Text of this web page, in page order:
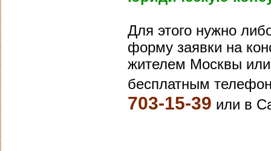
Для этого нужно
форму заявки на
жителем Москвы или
бесплатным
703-15-39 или в